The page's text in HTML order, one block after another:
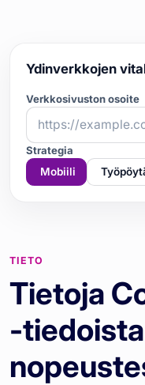
Ydinverkkojen
Verkkosivuston osoite
Strategia
Mobiili
TIETO
Tietoja
-